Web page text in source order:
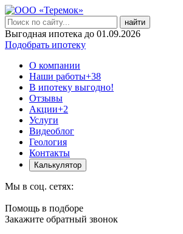
найти
Выгодная ипотека до 01.09.2026
Подобрать ипотеку
О компании
Наши работы+38
В ипотеку выгодно!
Отзывы
Акции+2
Услуги
Видеоблог
Геология
Контакты
Калькулятор
Мы в соц. сетях:
Помощь в подборе
Закажите обратный звонок